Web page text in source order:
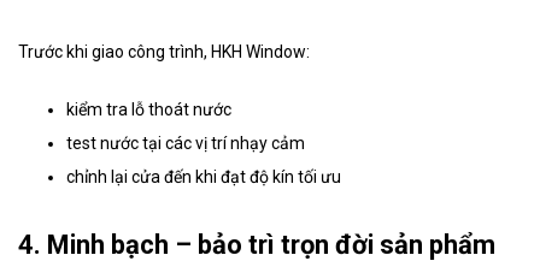
Trước khi giao công trình, HKH Window:
kiểm tra lỗ thoát nước
test nước tại các vị trí nhạy cảm
chỉnh lại cửa đến khi đạt độ kín tối ưu
4. Minh bạch – bảo trì trọn đời sản phẩm